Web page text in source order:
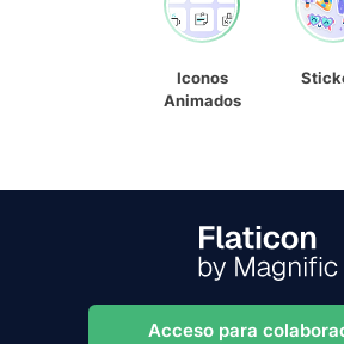
Iconos
Animados
Acceso para